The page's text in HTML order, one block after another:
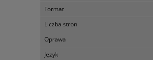
Format
Liczba stron
Oprawa
Język